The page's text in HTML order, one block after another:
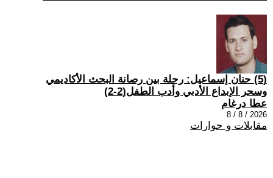
(5) حنان إسماعيل: رحلة بين رصانة البحث الأكاديمي
وسحر الإبداع الأدبي وأدب الطفل(2-2)
عطا درغام
2026 / 8 / 8
مقابلات و حوارات